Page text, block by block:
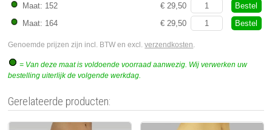
Maat: 152
€ 29,50
Bestel
Maat: 164
€ 29,50 Bestel
Genoemde prijzen zijn incl. BTW en excl.verzendkosten
= Van deze maat is voldoende voorraad aanwezig. Wij verwerken uw
bestelling uiterlijk de volgende werkdag.
Gerelateerde producten: